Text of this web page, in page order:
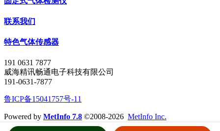
联系我们
特色气体传感器
191 0631 7877
威海精讯畅通电子科技有限公司
191-0631-7877
鲁ICP备15041757号-11
Powered by MetInfo 7.8 ©2008-2026 MetInfo Inc.